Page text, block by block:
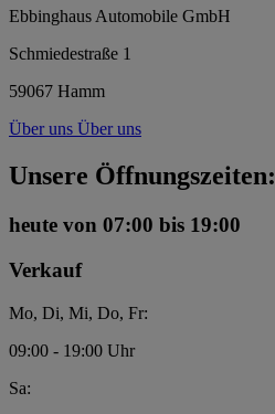
Ebbinghaus Automobile GmbH
Schmiedestraße 1
59067 Hamm
Über uns Über uns
Unsere Öffnungszeiten:
heute von 07:00 bis 19:00
Verkauf
Mo, Di, Mi, Do, Fr:
09:00 - 19:00 Uhr
Sa: